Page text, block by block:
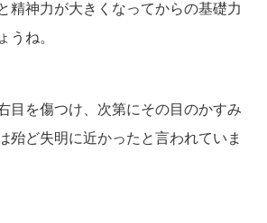
精神力が大きくなってからの基礎力
うね。
目を傷つけ、次第にその目のかすみ
殆ど失明に近かったと言われていま